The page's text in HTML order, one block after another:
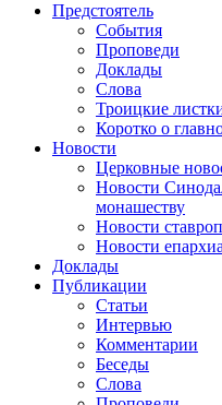
Предстоятель
События
Проповеди
Доклады
Слова
Троицкие
Коротко о
Новости
Церковные
Новости
монашеству
Новости
Новости
Доклады
Публикации
Статьи
Интервью
Комментарии
Беседы
Слова